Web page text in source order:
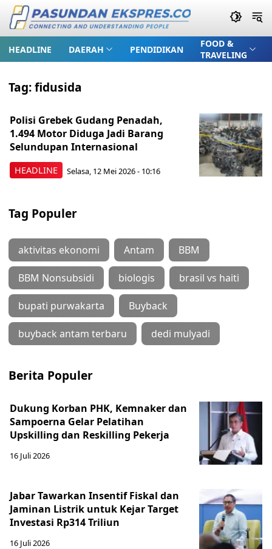
HEADLINE DAERAH PENDIDIKAN
FOOD &
TRAVELING
Tag:fidusida
HEADLINE
Polisi Grebek Gudang Penadah,
1.494 Motor Diduga Jadi Barang
Selundupan Internasional
Selasa, 12 Mei 2026 - 10:16
Tag Populer
aktivitas ekonomi Antam BBM
BBM Nonsubsidi biologis brasil vs haiti
bupati purwakarta Buyback
buyback antam terbaru dedi mulyadi
Berita Populer
Dukung Korban PHK, Kemnaker dan
Sampoerna Gelar Pelatihan
Upskilling dan Reskilling Pekerja
16 Juli 2026
Jabar Tawarkan Insentif Fiskal dan
Jaminan Listrik untuk Kejar Target
Investasi Rp314 Triliun
16 Juli 2026